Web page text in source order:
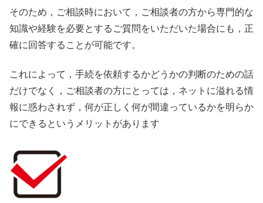
そのため，ご相談時において，ご相談者の方から専門的な
知識や経験を必要とするご質問をいただいた場合にも，正
確に回答することが可能です。
これによって，手続を依頼するかどうかの判断のための話
だけでなく，ご相談者の方にとっては，ネットに溢れる情
報に惑わされず，何が正しく何が間違っているかを明らか
にできるというメリットがあります